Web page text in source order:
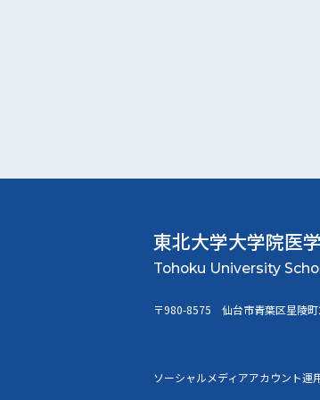
東北大学大学院医
〒980-8575 仙台市青葉区星陵町
ソーシャルメディアアカウント運